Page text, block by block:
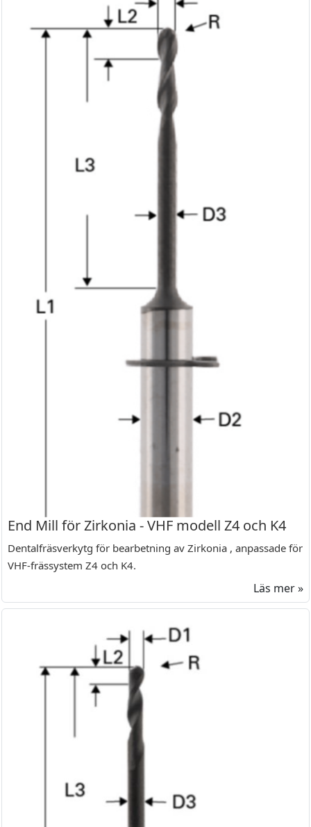
End Mill för Zirkonia - VHF modell Z4 och K4
Dentalfräsverkytg för bearbetning av Zirkonia , anpassade för
VHF-frässystem Z4 och K4.
Läs mer »